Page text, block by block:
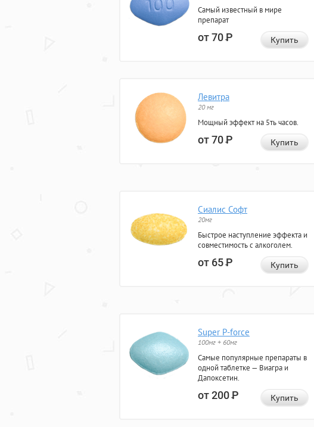
Самый известный в мире
препарат
от 70Р Купить
Левитра
20 мг
Мощный эффект на 5ть часов.
от 70Р Купить
Сиалис Софт
20мг
Быстрое наступление эффекта и
совместимость с алкоголем.
от 65Р Купить
Super P-force
100мг + 60мг
Самые популярные препараты в
одной таблетке — Виагра и
Дапоксетин.
от 200Р Купить